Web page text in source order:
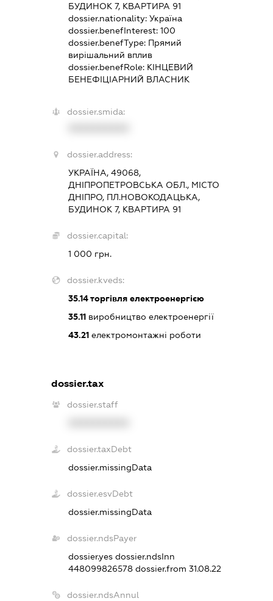
БУДИНОК 7, КВАРТИРА 91
dossier.nationality: Україна
dossier.benefInterest: 100
dossier.benefType: Прямий
вирішальний вплив
dossier.benefRole: КІНЦЕВИЙ
БЕНЕФІЦІАРНИЙ ВЛАСНИК
dossier.smida:
dossier.address:
УКРАЇНА, 49068,
ДНІПРОПЕТРОВСЬКА ОБЛ., МІСТО
ДНІПРО, ПЛ.НОВОКОДАЦЬКА,
БУДИНОК 7, КВАРТИРА 91
dossier.capital:
1 000 грн.
dossier.kveds:
35.14торгівля електроенергією
35.11виробництво електроенергії
43.21електромонтажні роботи
dossier.tax
dossier.staff
dossier.taxDebt
dossier.missingData
dossier.esvDebt
dossier.missingData
dossier.ndsPayer
dossier.yes dossier.ndsInn
448099826578 dossier.from 31.08.22
dossier.ndsAnnul